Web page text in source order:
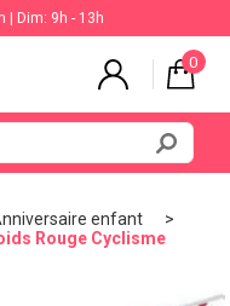
| Dim: 9h - 13h
0
enfant
Rouge Cyclisme